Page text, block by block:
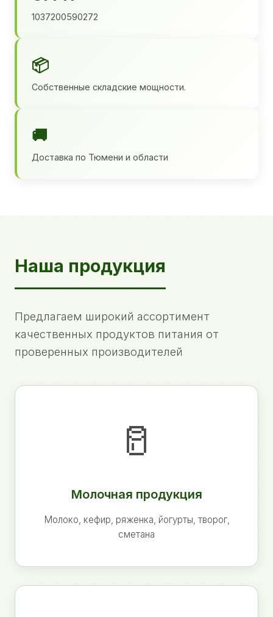
1037200590272
📦
Собственные складские мощности.
🚚
Доставка по Тюмени и области
Наша продукция
Предлагаем широкий ассортимент
качественных продуктов питания от
проверенных производителей
🥛
Молочная продукция
Молоко, кефир, ряженка, йогурты, творог,
сметана